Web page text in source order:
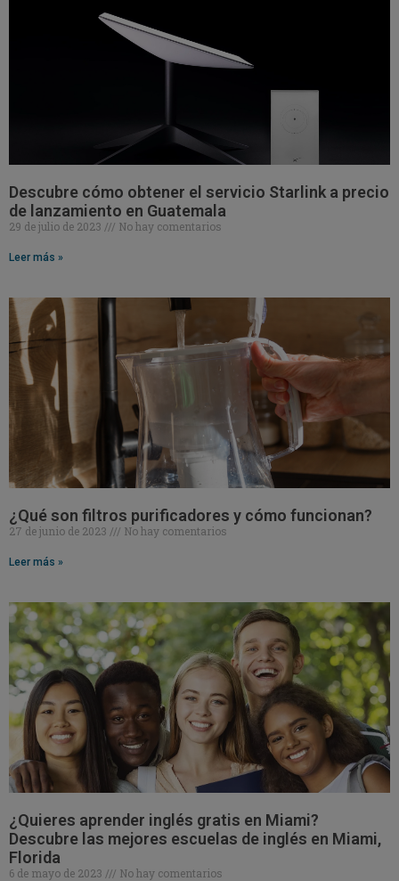
Descubre cómo obtener el servicio Starlink a precio
de lanzamiento en Guatemala
29 de julio de 2023 No hay comentarios
Leer más »
¿Qué son filtros purificadores y cómo funcionan?
27 de junio de 2023 No hay comentarios
Leer más »
¿Quieres aprender inglés gratis en Miami?
Descubre las mejores escuelas de inglés en Miami,
Florida
6 de mayo de 2023 No hay comentarios